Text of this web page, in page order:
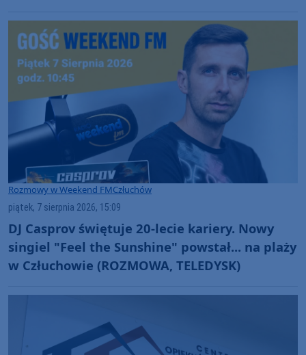
Rozmowy w Weekend FMCzłuchów
piątek, 7 sierpnia 2026, 15:09
DJ Casprov świętuje 20-lecie kariery. Nowy
singiel "Feel the Sunshine" powstał... na plaży
w Człuchowie (ROZMOWA, TELEDYSK)